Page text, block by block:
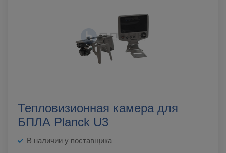
Тепловизионная камера для
БПЛА Planck U3
В наличии у поставщика